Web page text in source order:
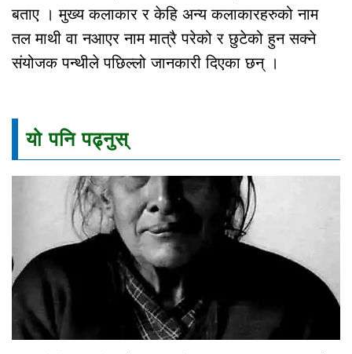
बताए । मुख्य कलाकार र केहि अन्य कलाकारहरुको नाम
तल माथी वा नआएर नाम मात्रै परेको र छुटेको हुन सक्ने
संयोजक पन्थीले पछिल्लो जानकारी दिएका छन् ।
यो पनि पढ्नुस्